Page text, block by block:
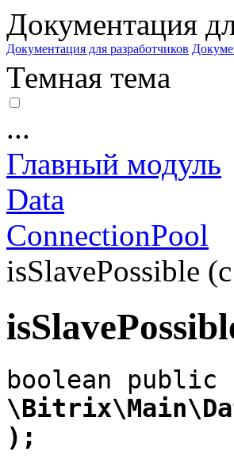
Документация
Документация для разработчиков
Темная тема
...
Главный модуль
Data
ConnectionPool
isSlavePossible
);